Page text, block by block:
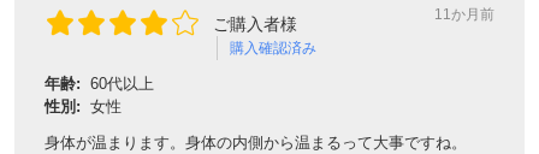
ご購入者様
購入確認済み
11か月前
年齢: 60代以上
性別: 女性
身体が温まります。身体の内側から温まるって大事ですね。